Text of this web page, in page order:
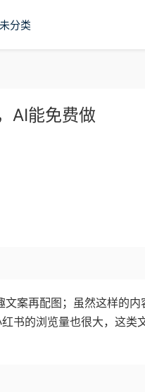
未分类
AI能免费做
案再配图；虽然这样的内
书的浏览量也很大，这类